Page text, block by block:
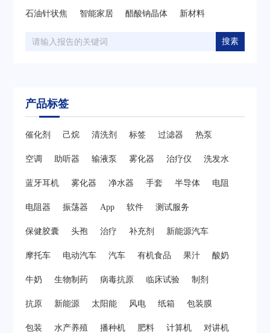
石油针状焦 智能家居 醋酸钠晶体 新材料
搜素
产品标签
催化剂 己烷 清洗剂 标签 过滤器 热泵
空调 助听器 输液泵 雾化器 治疗仪 洗发水
蓝牙耳机 雾化器 净水器 手套 半导体 电阻
电阻器 振荡器 App 软件 测试服务
保健胶囊 头孢 治疗 补充剂 新能源汽车
摩托车 电动汽车 汽车 有机食品 果汁 酸奶
牛奶 生物制药 病毒抗原 临床试验 制剂
抗原 新能源 太阳能 风电 纸箱 包装膜
包装 水产养殖 播种机 肥料 计算机 对讲机